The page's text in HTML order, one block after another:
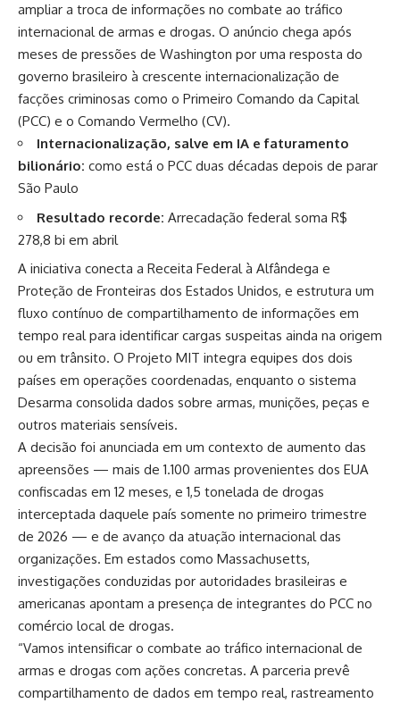
ampliar a troca de informações no combate ao tráfico
internacional de armas e drogas. O anúncio chega após
meses de pressões de Washington por uma resposta do
governo brasileiro à crescente internacionalização de
facções criminosas como o Primeiro Comando da Capital
(PCC) e o Comando Vermelho (CV).
Internacionalização, salve em IA e faturamento
bilionário: como está o PCC duas décadas depois de parar
São Paulo
Resultado recorde: Arrecadação federal soma R$
278,8 bi em abril
A iniciativa conecta a Receita Federal à Alfândega e
Proteção de Fronteiras dos Estados Unidos, e estrutura um
fluxo contínuo de compartilhamento de informações em
tempo real para identificar cargas suspeitas ainda na origem
ou em trânsito. O Projeto MIT integra equipes dos dois
países em operações coordenadas, enquanto o sistema
Desarma consolida dados sobre armas, munições, peças e
outros materiais sensíveis.
A decisão foi anunciada em um contexto de aumento das
apreensões — mais de 1.100 armas provenientes dos EUA
confiscadas em 12 meses, e 1,5 tonelada de drogas
interceptada daquele país somente no primeiro trimestre
de 2026 — e de avanço da atuação internacional das
organizações. Em estados como Massachusetts,
investigações conduzidas por autoridades brasileiras e
americanas apontam a presença de integrantes do PCC no
comércio local de drogas.
“Vamos intensificar o combate ao tráfico internacional de
armas e drogas com ações concretas. A parceria prevê
compartilhamento de dados em tempo real, rastreamento